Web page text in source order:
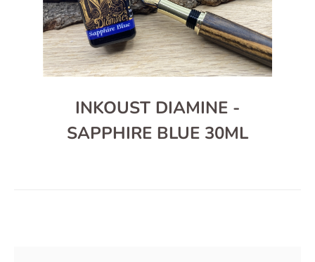
INKOUST DIAMINE -
SAPPHIRE BLUE 30ML